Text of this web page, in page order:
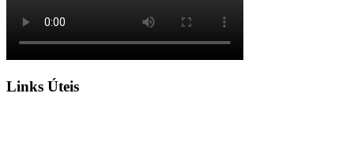
Links Úteis